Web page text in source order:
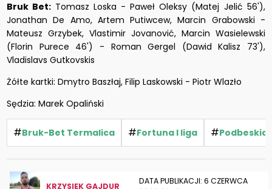
Bruk Bet: Tomasz Loska - Paweł Oleksy (Matej Jelić 56'),
Jonathan De Amo, Artem Putiwcew, Marcin Grabowski -
Mateusz Grzybek, Vlastimir Jovanović, Marcin Wasielewski
(Florin Purece 46') - Roman Gergel (Dawid Kalisz 73'),
Vladislavs Gutkovskis
Żółte kartki: Dmytro Baszłaj, Filip Laskowski - Piotr Wlazło
Sędzia: Marek Opaliński
#Bruk-Bet Termalica #Fortuna I liga #
KRZYSIEK GAJDUR
DATA PUBLIKACJI: 6 CZERWCA